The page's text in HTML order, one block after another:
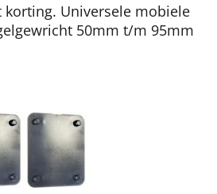
korting. Universele mobiele
50mm t/m 95mm